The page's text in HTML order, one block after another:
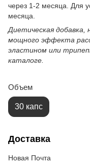
через 1-2 месяца. Для
месяца.
Диетическая добавка,
мощного эффекта
эластином или
каталоге.
Объем
30 капс
Доставка
Новая Почта